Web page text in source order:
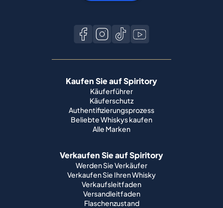
Kaufen Sie auf Spiritory
Käuferführer
Käuferschutz
Authentifizierungsprozess
Beliebte Whiskys kaufen
Alle Marken
Verkaufen Sie auf Spiritory
Werden Sie Verkäufer
Verkaufen Sie Ihren Whisky
Verkaufsleitfaden
Versandleitfaden
Flaschenzustand